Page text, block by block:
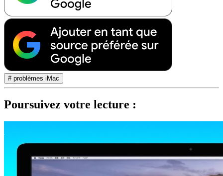
# problèmes iMac
Poursuivez votre lecture :